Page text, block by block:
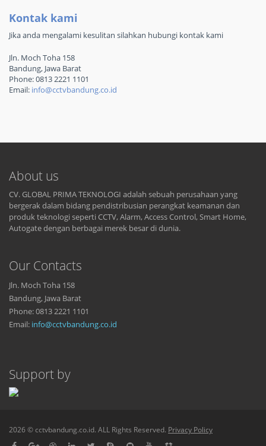
Kontak kami
Jika anda mengalami kesulitan silahkan hubungi kontak kami
Jln. Moch Toha 158
Bandung, Jawa Barat
Phone: 0813 2221 1101
Email: info@cctvbandung.co.id
About us
CV. GLOBAL PRIMA TEKNOLOGI adalah sebuah perusahaan yang
bergerak dalam bidang pendistribusian perangkat keamanan dan
produk teknologi seperti CCTV, Alarm, Access Control, Smart Home,
Autogate dengan berbagai merek besar di dunia.
Our Contacts
Jln. Moch Toha 158
Bandung, Jawa Barat
Phone: 0813 2221 1101
Email: info@cctvbandung.co.id
Support by
2026 © cctvbandung.co.id. ALL Rights Reserved. Privacy Policy